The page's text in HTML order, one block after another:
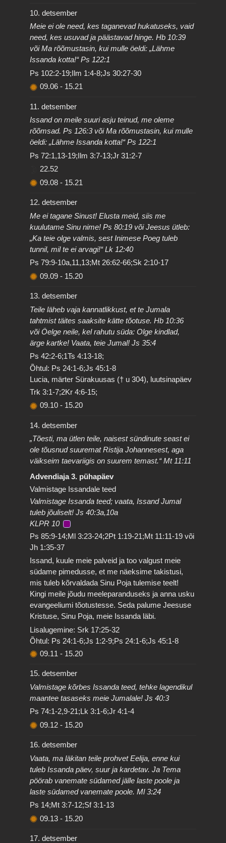
10. detsember
Meie ei ole need, kes taganevad hukatuseks, vaid
need, kes usuvad ja päästavad hinge. Hb 10:39
või Ma rõõmustasin, kui mulle öeldi: „Lähme
Issanda kotta!“ Ps 122:1
Ps 102:2-19;Ilm 1:4-8;Js 30:27-30
09.06 - 15.21
11. detsember
Issand on meile suuri asju teinud, me oleme
rõõmsad. Ps 126:3 või Ma rõõmustasin, kui mulle
öeldi: „Lähme Issanda kotta!“ Ps 122:1
Ps 72:1,13-19;Ilm 3:7-13;Jr 31:2-7
22.52
09.08 - 15.21
12. detsember
Me ei tagane Sinust! Elusta meid, siis me
kuulutame Sinu nime! Ps 80:19 või Jeesus ütleb:
„Ka teie olge valmis, sest Inimese Poeg tuleb
tunnil, mil te ei arvagi!“ Lk 12:40
Ps 79:9-10a,11,13;Mt 26:62-66;Sk 2:10-17
09.09 - 15.20
13. detsember
Teile läheb vaja kannatlikkust, et te Jumala
tahtmist täites saaksite kätte tõotuse. Hb 10:36
või Öelge neile, kel rahutu süda: Olge kindlad,
ärge kartke! Vaata, teie Jumal! Js 35:4
Ps 42:2-6;1Ts 4:13-18;
Õhtul: Ps 24:1-6;Js 45:1-8
Lucia, märter Sürakuusas († u 304), luutsinapäev
Trk 3:1-7;2Kr 4:6-15;
09.10 - 15.20
14. detsember
„Tõesti, ma ütlen teile, naisest sündinute seast ei
ole tõusnud suuremat Ristija Johannesest, aga
väikseim taevariigis on suurem temast.“ Mt 11:11
Advendiaja 3. pühapäev
Valmistage Issandale teed
Valmistage Issanda teed; vaata, Issand Jumal
tuleb jõuliselt! Js 40:3a,10a
KLPR 10
Ps 85:9-14;Ml 3:23-24;2Pt 1:19-21;Mt 11:11-19 või
Jh 1:35-37
Issand, kuule meie palveid ja too valgust meie
südame pimedusse, et me näeksime takistusi,
mis tuleb kõrvaldada Sinu Poja tulemise teelt!
Kingi meile jõudu meeleparanduseks ja anna usku
evangeeliumi tõotustesse. Seda palume Jeesuse
Kristuse, Sinu Poja, meie Issanda läbi.
Lisalugemine: Srk 17:25-32
Õhtul: Ps 24:1-6;Js 1:2-9;Ps 24:1-6;Js 45:1-8
09.11 - 15.20
15. detsember
Valmistage kõrbes Issanda teed, tehke lagendikul
maantee tasaseks meie Jumalale! Js 40:3
Ps 74:1-2,9-21;Lk 3:1-6;Jr 4:1-4
09.12 - 15.20
16. detsember
Vaata, ma läkitan teile prohvet Eelija, enne kui
tuleb Issanda päev, suur ja kardetav. Ja Tema
pöörab vanemate südamed jälle laste poole ja
laste südamed vanemate poole. Ml 3:24
Ps 14;Mt 3:7-12;Sf 3:1-13
09.13 - 15.20
17. detsember